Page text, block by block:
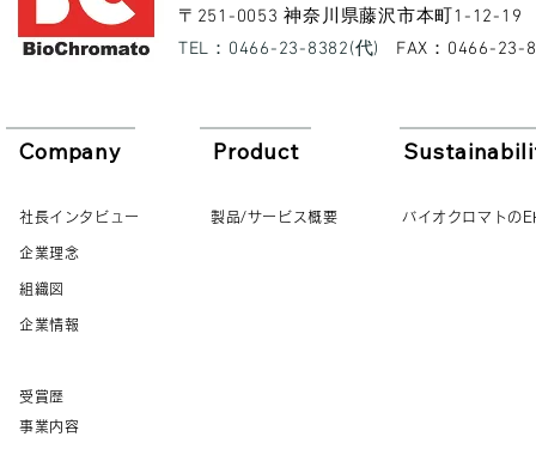
​〒251-0053 神奈川県藤沢市本町1-12-19
​TEL：0466-23-8382(代)
​FAX：0466-23-
Company
社長インタビュー
企業理念
組織図
企業情報
受賞歴
Product
製品/サービス概要
事業内容
バイオクロマトの